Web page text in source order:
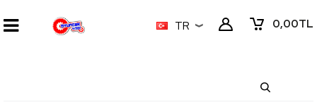
0,00TL
TR